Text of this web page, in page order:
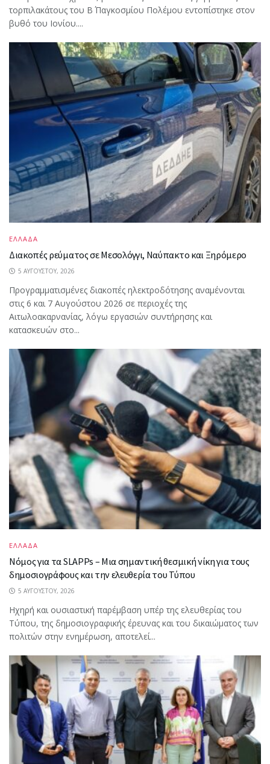
τορπιλακάτους του Β΄ Παγκοσμίου Πολέμου εντοπίστηκε στον
βυθό του Ιονίου....
ΕΛΛΑΔΑ
Διακοπές ρεύματος σε Μεσολόγγι, Ναύπακτο και Ξηρόμερο
5 ΑΥΓΟΎΣΤΟΥ, 2026
Προγραμματισμένες διακοπές ηλεκτροδότησης αναμένονται
στις 6 και 7 Αυγούστου 2026 σε περιοχές της
Αιτωλοακαρνανίας, λόγω εργασιών συντήρησης και
κατασκευών στο...
ΕΛΛΑΔΑ
Νόμος για τα SLAPPs – Μια σημαντική θεσμική νίκη για τους
δημοσιογράφους και την ελευθερία του Τύπου
5 ΑΥΓΟΎΣΤΟΥ, 2026
Ηχηρή και ουσιαστική παρέμβαση υπέρ της ελευθερίας του
Τύπου, της δημοσιογραφικής έρευνας και του δικαιώματος των
πολιτών στην ενημέρωση, αποτελεί...